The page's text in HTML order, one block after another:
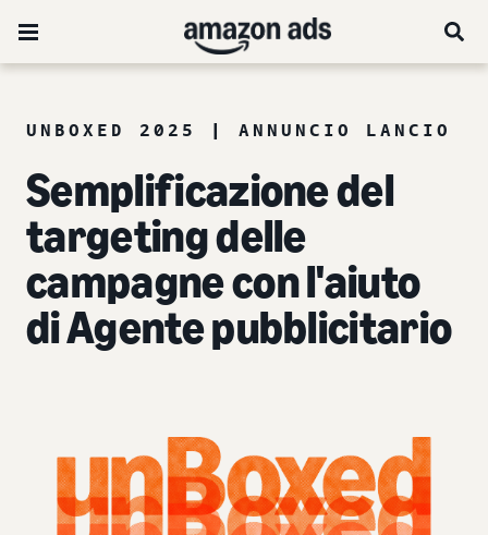
UNBOXED 2025 | ANNUNCIO LANCIO
Semplificazione del
targeting delle
campagne con l'aiuto
di Agente pubblicitario